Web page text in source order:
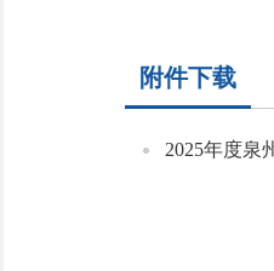
附件下载
2025年度泉